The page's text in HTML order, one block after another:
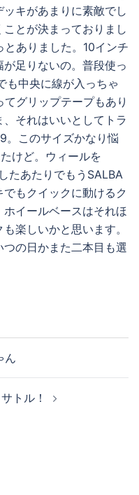
キがあまりに素敵でし
とが決まっておりまし
ありました。10インチ
足りないの。普段使っ
も中央に線が入っちゃ
グリップテープもあり
それはいいとしてトラ
。このサイズかなり悩
けど。ウィールを
たあたりでもうSALBA
もクイックに動けるク
イールベースはそれほ
楽しいかと思います。
の日かまた二本目も選
ん
トル！